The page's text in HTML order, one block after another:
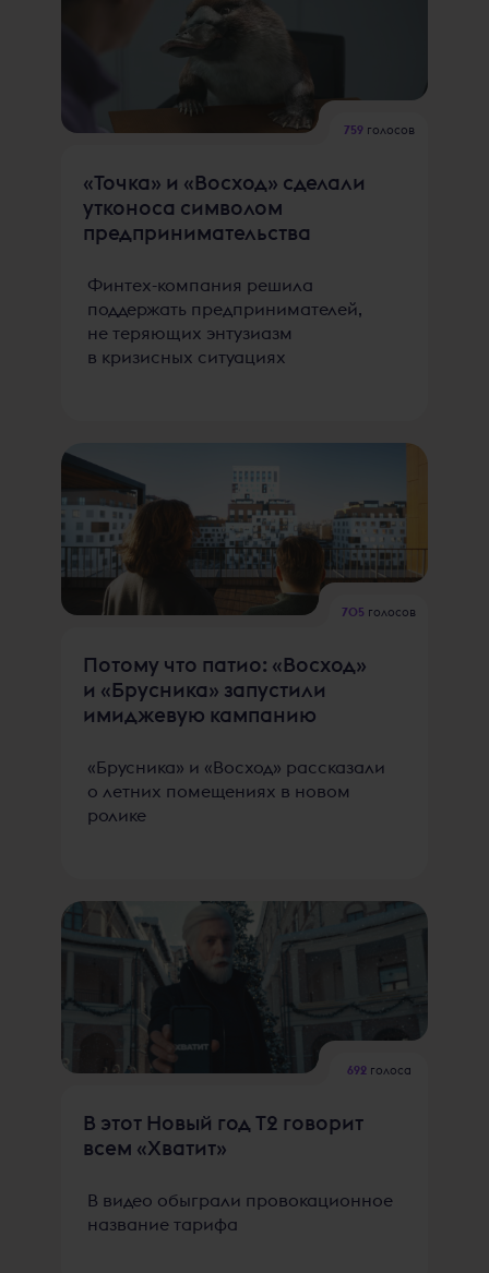
759голосов
«Точка» и «Восход» сделали
утконоса символом
предпринимательства
Финтех-компания решила
поддержать предпринимателей,
не теряющих энтузиазм
в кризисных ситуациях
705 голосов
Потому что патио: «Восход»
и «Брусника» запустили
имиджевую кампанию
«Брусника» и «Восход» рассказали
о летних помещениях в новом
ролике
692голоса
В этот Новый год T2 говорит
всем «Хватит»
В видео обыграли провокационное
название тарифа